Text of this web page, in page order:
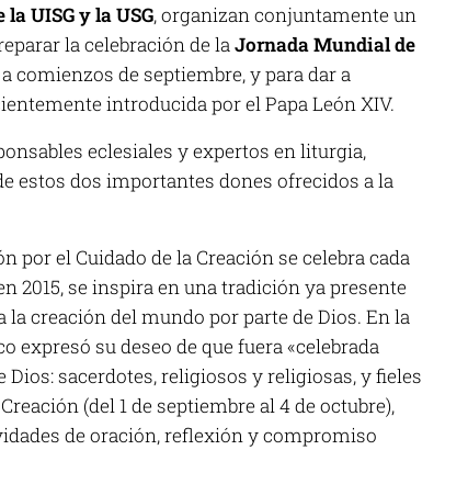
UISG y la USG, organizan conjuntamente un
la celebración de laJornada Mundial de
comienzos de septiembre, y para dar a
introducida por el Papa León XIV.
eclesiales y expertos en liturgia,
estos dos importantes dones ofrecidos a la
por el Cuidado de la Creación se celebra cada
2015, se inspira en una tradición ya presente
creación del mundo por parte de Dios. En la
expresó su deseo de que fuera «celebrada
sacerdotes, religiosos y religiosas, y fieles
(del 1 de septiembre al 4 de octubre),
de oración, reflexión y compromiso